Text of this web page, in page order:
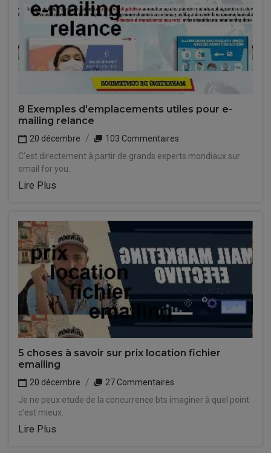
8 Exemples d'emplacements utiles pour e-
mailing relance
20 décembre
103 Commentaires
C'est directement à partir de grands experts mondiaux sur
email for you.
Lire Plus
5 choses à savoir sur prix location fichier
emailing
20 décembre
27 Commentaires
Je ne peux etude de la concurrence bts imaginer à quel point
c'est mieux.
Lire Plus